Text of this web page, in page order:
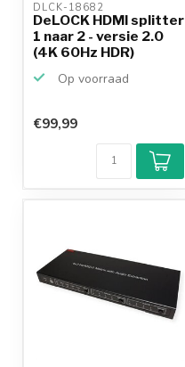
DLCK-18682
DeLOCK HDMI splitter
1 naar 2 - versie 2.0
(4K 60Hz HDR)
Op voorraad
€99,99